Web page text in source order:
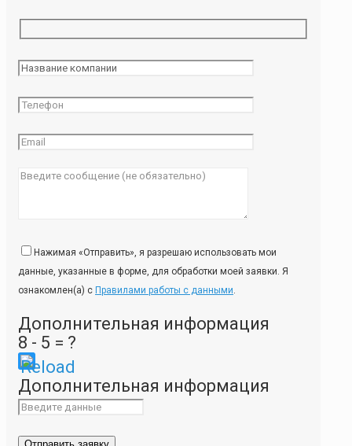
Нажимая «Отправить», я разрешаю использовать мои
данные, указанные в форме, для обработки моей заявки. Я
ознакомлен(а) с Правилами работы с данными.
Дополнительная информация
8 - 5 = ?
Please
enter
characters
Дополнительная информация